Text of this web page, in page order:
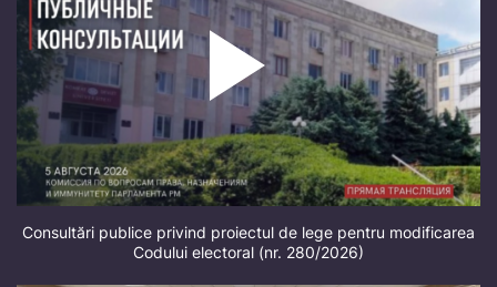
Consultări publice privind proiectul de lege pentru modificarea
Codului electoral (nr. 280/2026)